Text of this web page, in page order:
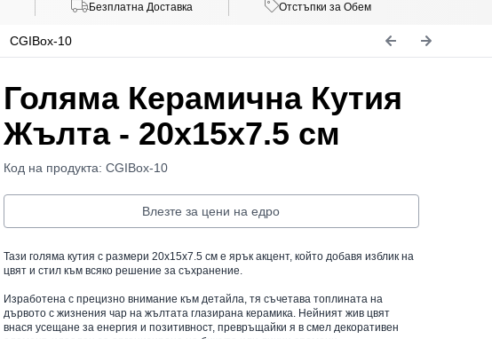
Безплатна Доставка Отстъпки за Обем
CGIBox-10
Голяма Керамична Кутия
Жълта - 20x15x7.5 см
Код на продукта: CGIBox-10
Влезте за цени на едро
Тази голяма кутия с размери 20x15x7.5 см е ярък акцент, който добавя изблик на
цвят и стил към всяко решение за съхранение.
Изработена с прецизно внимание към детайла, тя съчетава топлината на
дървото с жизнения чар на жълтата глазирана керамика. Нейният жив цвят
внася усещане за енергия и позитивност, превръщайки я в смел декоративен